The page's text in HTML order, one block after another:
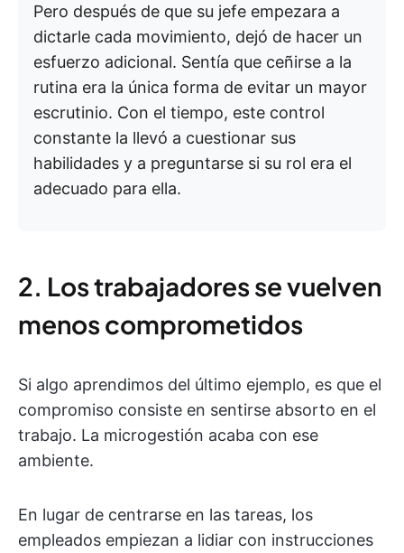
Pero después de que su jefe empezara a
dictarle cada movimiento, dejó de hacer un
esfuerzo adicional. Sentía que ceñirse a la
rutina era la única forma de evitar un mayor
escrutinio. Con el tiempo, este control
constante la llevó a cuestionar sus
habilidades y a preguntarse si su rol era el
adecuado para ella.
2. Los trabajadores se vuelven
menos comprometidos
Si algo aprendimos del último ejemplo, es que el
compromiso consiste en sentirse absorto en el
trabajo. La microgestión acaba con ese
ambiente.
En lugar de centrarse en las tareas, los
empleados empiezan a lidiar con instrucciones